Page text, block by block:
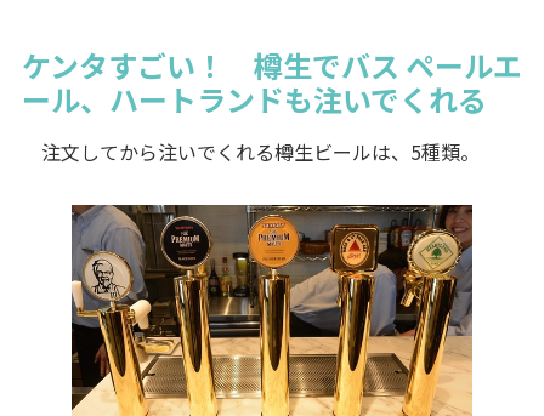
ケンタすごい！ 樽生でバス ペールエ
ール、ハートランドも注いでくれる
注文してから注いでくれる樽生ビールは、5種類。